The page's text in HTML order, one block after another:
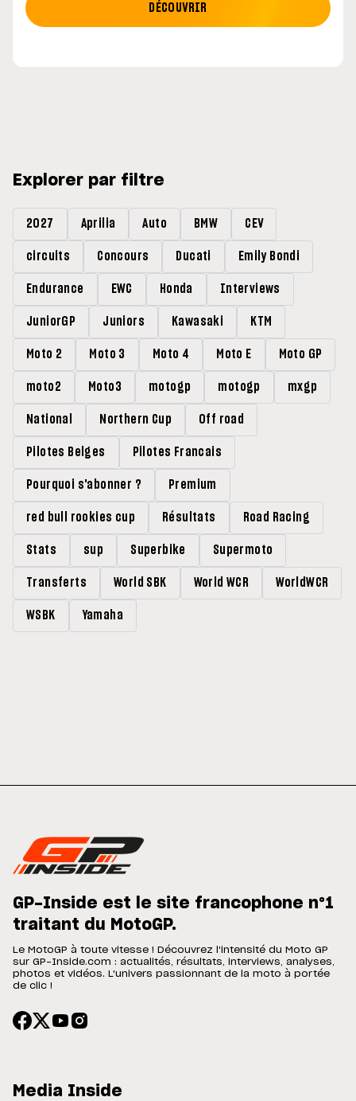
DÉCOUVRIR
Explorer par filtre
2027 Aprilia Auto BMW CEV
circuits Concours Ducati Emily Bondi
Endurance EWC Honda Interviews
JuniorGP Juniors Kawasaki KTM
Moto 2 Moto 3 Moto 4 Moto E Moto GP
moto2 Moto3 motogp motogp mxgp
National Northern Cup Off road
Pilotes Belges Pilotes Francais
Pourquoi s'abonner ? Premium
red bull rookies cup Résultats Road Racing
Stats sup Superbike Supermoto
Transferts World SBK World WCR WorldWCR
WSBK Yamaha
GP-Inside est le site francophone n°1
traitant du MotoGP.
Le MotoGP à toute vitesse ! Découvrez l'intensité du Moto GP
sur GP-Inside.com : actualités, résultats, interviews, analyses,
photos et vidéos. L'univers passionnant de la moto à portée
de clic !
Media Inside